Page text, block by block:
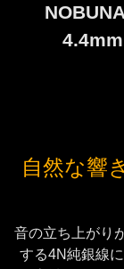
自然な響
音の立ち上がり
する4N純銀線